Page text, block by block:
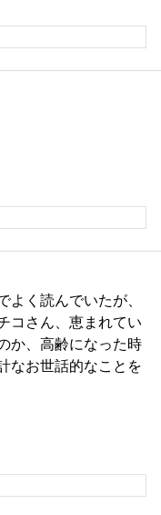
よく読んでいたが、
コさん、恵まれてい
か、高齢になった時
なお世話的なことを